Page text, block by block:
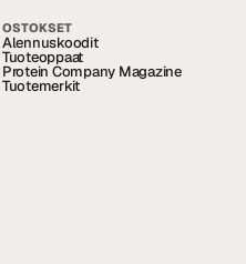
OSTOKSET
Alennuskoodit
Tuoteoppaat
Protein Company Magazine
Tuotemerkit